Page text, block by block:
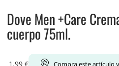
Dove Men +Care
cuerpo 75ml.
1.99 € Compra este artículo